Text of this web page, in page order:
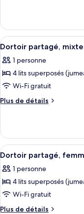
Twin
Room
Twin
Room
Afficher
toutes
les
photos
pour
ce
chambre :
Dortoir
partagé,
mixte
(4
Beds)
15
Dortoir partagé,
1 personne
4 lits superposés
Wi-Fi gratuit
Plus de détails
Plus
Dortoir
partagé,
mixte
Beds)
Afficher
toutes
les
photos
pour
ce
15
Dortoir partagé,
1 personne
4 lits superposés
Wi-Fi gratuit
Plus de détails
Plus